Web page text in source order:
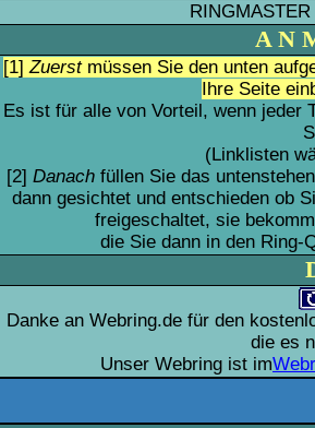
A N
[1]Zuerstmüssen Sie den unten
Ihre Seite
Es ist für alle von Vorteil, wenn jeder
(Linklisten
[2] Danachfüllen Sie das
dann gesichtet und entschieden ob
freigeschaltet, sie
die Sie dann in den Ring-
Danke an Webring.de für den
die es
Unser Webring ist im